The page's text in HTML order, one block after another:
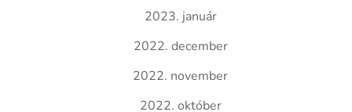
2023. január
2022. december
2022. november
2022. október